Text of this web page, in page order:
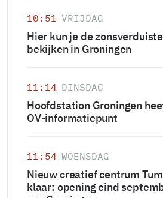
10:51 VRIJDAG
Hier kun je de
bekijken in Groningen
11:14 DINSDAG
Hoofdstation Groningen
OV-informatiepunt
11:54 WOENSDAG
Nieuw creatief centrum
klaar: opening eind